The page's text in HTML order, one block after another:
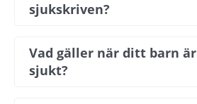
sjukskriven?
Vad gäller när ditt barn är
sjukt?